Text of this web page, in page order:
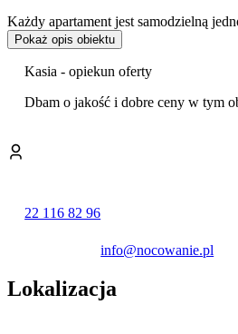
Każdy apartament jest samodzielną
prysznicem orazaneksem kuchennym
znajduje się lodówka, kuchenka i
goście mają do dyspozycji telewizor z
Dla rodzin z małymi dziećmi
płatnych miejsc parkingowych
Goście w swoich opiniach szczególnie
panującą w obiekcie oraz jego dogodną
Centralne położenie przy ulicy
Pokaż opis obiektu
Kasia - opiekun oferty
Dbam o jakość i dobre ceny w tym
22 116 82 96
info@nocowanie.pl
Lokalizacja